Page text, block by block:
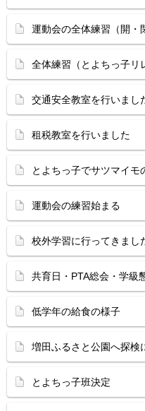
運動会の全体練習（開・
全体練習（とよちっ子リ
交通安全教室を行いまし
租税教室を行いました
とよちっ子でサツマイモ
運動会の練習始まる
校外学習に行ってきまし
共育日・PTA総会・学級
低学年の給食の様子
増田ふるさと公園へ探検
とよちっ子班決定